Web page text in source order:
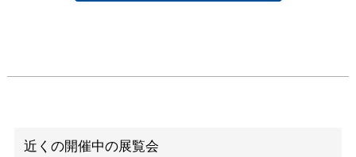
近くの開催中の展覧会